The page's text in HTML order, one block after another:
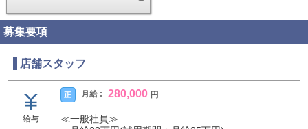
募集要項
店舗スタッフ
給与
正 月給 : 280,000 円
≪一般社員≫